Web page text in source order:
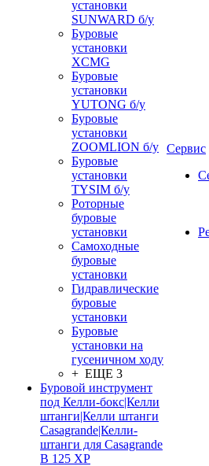
установки
SUNWARD б/у
Буровые
установки
XCMG
Буровые
установки
YUTONG б/у
Буровые
установки
ZOOMLION б/у
Буровые
установки
TYSIM б/у
Роторные
буровые
установки
Самоходные
буровые
установки
Гидравлические
буровые
установки
Буровые
установки на
гусеничном ходу
+ ЕЩЕ 3
Буровой инструмент
под Келли-бокс|Келли
штанги|Келли штанги
Casagrande|Келли-
штанги для Casagrande
B 125 XP
Сервис